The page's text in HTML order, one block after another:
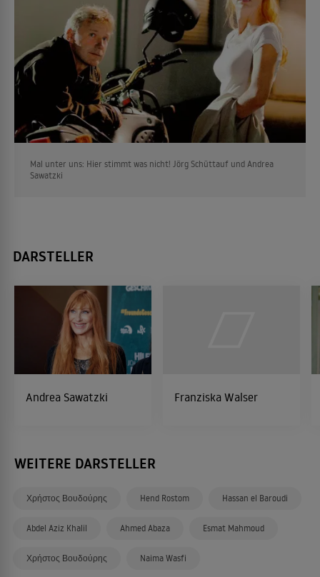
Mal unter uns: Hier stimmt was nicht! Jörg Schüttauf und Andrea
Sawatzki
DARSTELLER
Andrea Sawatzki Franziska Walser
WEITERE DARSTELLER
Χρήστος Βουδούρης Hend Rostom Hassan el Baroudi
Abdel Aziz Khalil Ahmed Abaza Esmat Mahmoud
Χρήστος Βουδούρης Naima Wasfi